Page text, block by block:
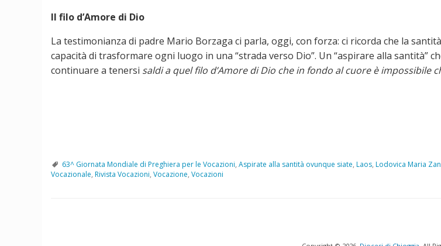
Il filo d’Amore di Dio
La testimonianza di padre Mario Borzaga ci parla, oggi, con forza: ci ricorda che la
capacità di trasformare ogni luogo in una “strada verso Dio”. Un “aspirare alla santità”
continuare a tenersi saldi a quel filo d’Amore di Dio che in fondo al cuore è impossibile
63^ Giornata Mondiale di Preghiera per le Vocazioni, Aspirate alla santità ovunque siate, Laos, Lodovica Maria
Vocazionale, Rivista Vocazioni, Vocazione, Vocazioni